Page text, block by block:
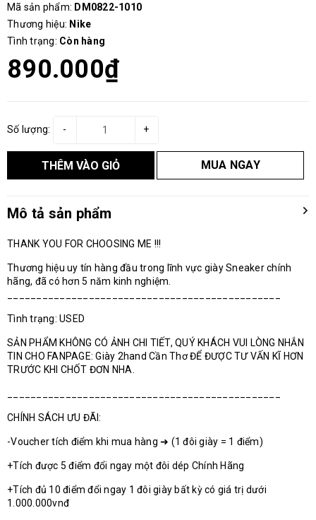
Mã sản phẩm: DM0822-1010
Thương hiệu: Nike
Tình trạng: Còn hàng
890.000₫
Số lượng: +
-
THÊM VÀO GIỎ MUA NGAY
Mô tả sản phẩm
THANK YOU FOR CHOOSING ME !!!
Thương hiệu uy tín hàng đầu trong lĩnh vực giày Sneaker chính
hãng, đã có hơn 5 năm kinh nghiệm.
Tình trạng: USED
SẢN PHẨM KHÔNG CÓ ẢNH CHI TIẾT, QUÝ KHÁCH VUI LÒNG NHẮN
TIN CHO FANPAGE: Giày 2hand Cần Thơ ĐỂ ĐƯỢC TƯ VẤN KĨ HƠN
TRƯỚC KHI CHỐT ĐƠN NHA.
CHÍNH SÁCH ƯU ĐÃI:
-Voucher tích điểm khi mua hàng ➜ (1 đôi giày = 1 điểm)
+Tích được 5 điểm đổi ngay một đôi dép Chính Hãng
+Tích đủ 10 điểm đổi ngay 1 đôi giày bất kỳ có giá trị dưới
1.000.000vnđ